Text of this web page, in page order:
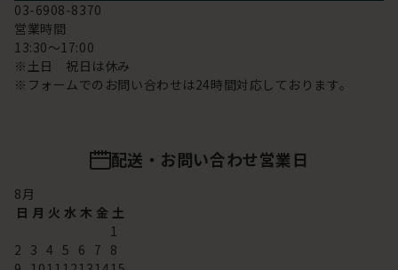
03-6908-8370
営業時間
13:30～17:00
※土日 祝日は休み
※フォームでのお問い合わせは24時間対応しております。
配送・お問い合わせ営業日
8月
日 月 火 水 木 金 土
1
2 3 4 5 6 7 8